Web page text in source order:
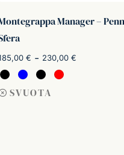
Manager –
€ - 230,00 €
Scegli
SVUOTA